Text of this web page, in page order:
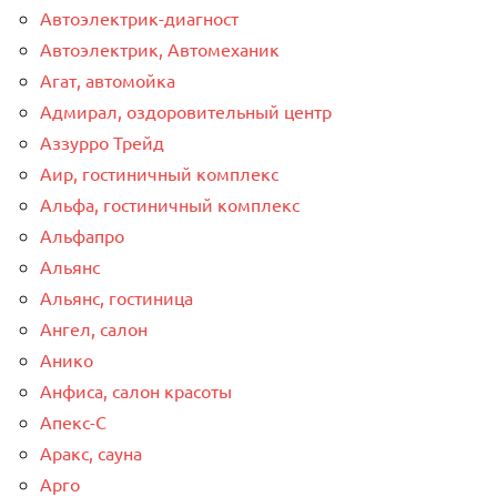
Автоэлектрик-диагност
Автоэлектрик, Автомеханик
Агат, автомойка
Адмирал, оздоровительный центр
Аззурро Трейд
Аир, гостиничный комплекс
Альфа, гостиничный комплекс
Альфапро
Альянс
Альянс, гостиница
Ангел, салон
Анико
Анфиса, салон красоты
Апекс-С
Аракс, сауна
Арго